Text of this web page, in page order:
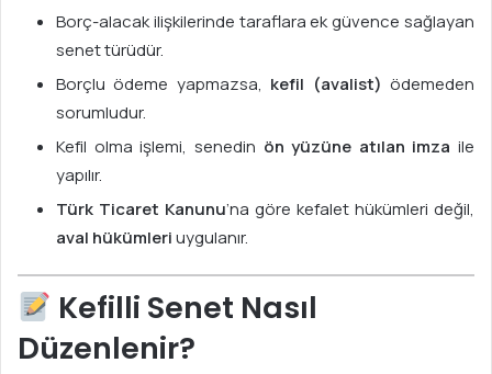
Borç-alacak ilişkilerinde taraflara ek güvence sağlayan
senet türüdür.
Borçlu ödeme yapmazsa, kefil (avalist) ödemeden
sorumludur.
Kefil olma işlemi, senedin ön yüzüne atılan imza ile
yapılır.
Türk Ticaret Kanunu’na göre kefalet hükümleri değil,
aval hükümleriuygulanır.
Kefilli Senet Nasıl
Düzenlenir?